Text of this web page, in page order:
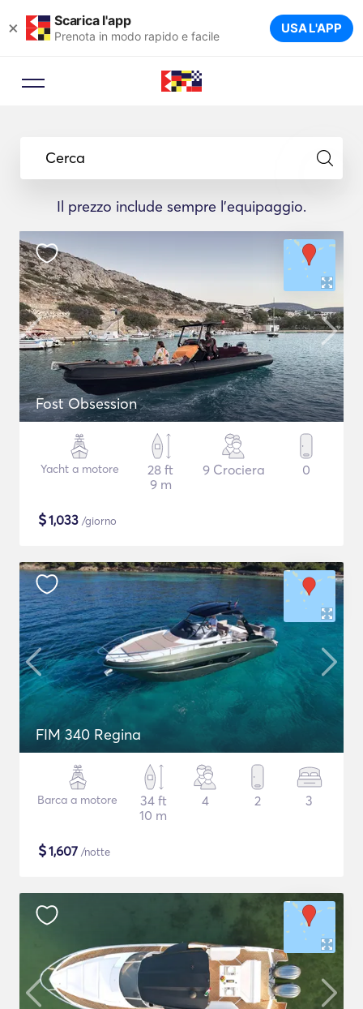
× Scarica l'app
Prenota in modo rapido e facile USA L'APP
Cerca
Il prezzo include sempre l'equipaggio.
Fost Obsession
Yacht a motore
28 ft
9 m
9 Crociera 0
$1,033 /giorno
FIM 340 Regina
Barca a motore
34 ft
10 m
4 2 3
$1,607 /notte